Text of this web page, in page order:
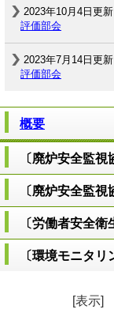
2023年10月4日更新
評価部会
2023年7月14日更新
評価部会
概要
〔廃炉安全監
〔廃炉安全監
〔労働者安全
〔環境モニタ
[表示]